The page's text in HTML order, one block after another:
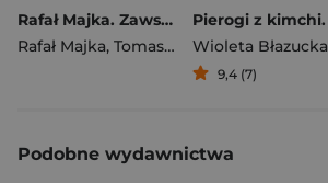
Rafał Majka. Zawsze z przodu. Rozmawia Tomasz Kalemba - książka z autografem
Rafał Majka, Tomasz Kalemba
Wioleta Błazucka
9,4 (7)
Podobne wydawnictwa